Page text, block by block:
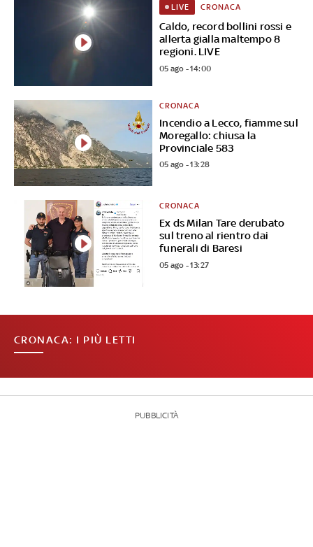
Caldo, record bollini rossi e
allerta gialla maltempo 8
regioni. LIVE
LIVE CRONACA
05 ago - 14:00
Incendio a Lecco, fiamme sul
Moregallo: chiusa la
Provinciale 583
CRONACA
05 ago - 13:28
Ex ds Milan Tare derubato
sul treno al rientro dai
funerali di Baresi
CRONACA
05 ago - 13:27
CRONACA: I PIÙ LETTI
PUBBLICITÀ